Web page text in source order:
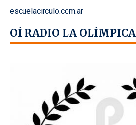
escuelacirculo.com.ar
OÍ RADIO LA OLÍMPICA